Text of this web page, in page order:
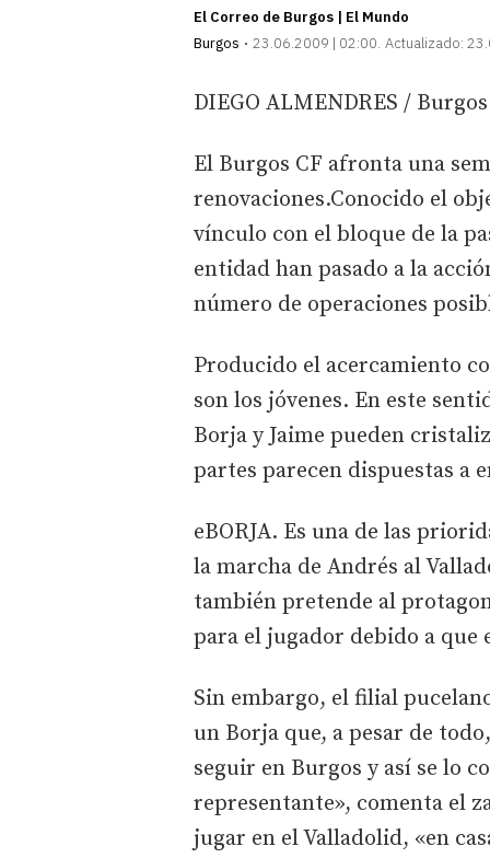
El Correo de Burgos | El Mundo
Burgos
23.06.2009 | 02:00 Actualizado:
DIEGO ALMENDRES / Burgos
El Burgos CF afronta una
renovaciones.Conocido el
vínculo con el bloque de la
entidad han pasado a la
número de operaciones
Producido el acercamiento
son los jóvenes. En este
Borja y Jaime pueden
partes parecen dispuestas a
eBORJA. Es una de las
la marcha de Andrés al
también pretende al
para el jugador debido a que
Sin embargo, el filial
un Borja que, a pesar de
seguir en Burgos y así se lo
representante», comenta el
jugar en el Valladolid, «en